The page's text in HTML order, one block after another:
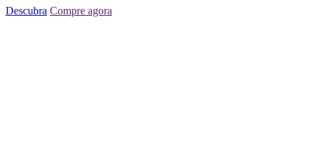
Descubra Compre agora